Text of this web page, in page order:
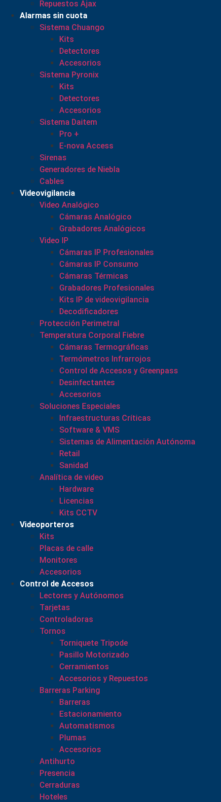
Repuestos Ajax
Alarmas sin cuota
Sistema Chuango
Kits
Detectores
Accesorios
Sistema Pyronix
Kits
Detectores
Accesorios
Sistema Daitem
Pro +
E-nova Access
Sirenas
Generadores de Niebla
Cables
Videovigilancia
Video Analógico
Cámaras Analógico
Grabadores Analógicos
Video IP
Cámaras IP Profesionales
Cámaras IP Consumo
Cámaras Térmicas
Grabadores Profesionales
Kits IP de videovigilancia
Decodificadores
Protección Perimetral
Temperatura Corporal Fiebre
Cámaras Termográficas
Termómetros Infrarrojos
Control de Accesos y Greenpass
Desinfectantes
Accesorios
Soluciones Especiales
Infraestructuras Críticas
Software & VMS
Sistemas de Alimentación Autónoma
Retail
Sanidad
Analítica de video
Hardware
Licencias
Kits CCTV
Videoporteros
Kits
Placas de calle
Monitores
Accesorios
Control de Accesos
Lectores y Autónomos
Tarjetas
Controladoras
Tornos
Torniquete Tripode
Pasillo Motorizado
Cerramientos
Accesorios y Repuestos
Barreras Parking
Barreras
Estacionamiento
Automatismos
Plumas
Accesorios
Antihurto
Presencia
Cerraduras
Hoteles